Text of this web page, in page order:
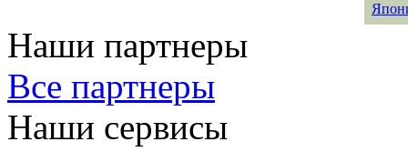
Наши партнеры
Все партнеры
Наши сервисы